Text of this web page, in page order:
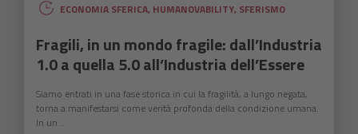
ECONOMIA SFERICA, HUMANOVABILITY, SFERISMO
Fragili, in un mondo fragile: dall’Industria
1.0 a quella 5.0 all’Industria dell’Essere
Siamo entrati in una fase storica in cui la fragilità, a lungo negata,
torna a manifestarsi come verità profonda della condizione umana.
In un ...